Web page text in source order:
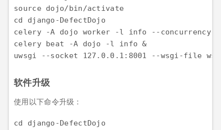
source dojo/bin/activate
cd django-DefectDojo
celery -A dojo worker -l info --concurrency 3
celery beat -A dojo -l info &
软件升级
使用以下命令升级：
cd django-DefectDojo